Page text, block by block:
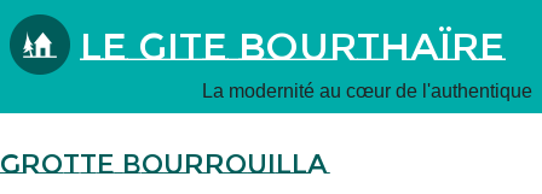
Le Gite Bourthaïre
La modernité au cœur de l'authentique
Grotte Bourrouilla